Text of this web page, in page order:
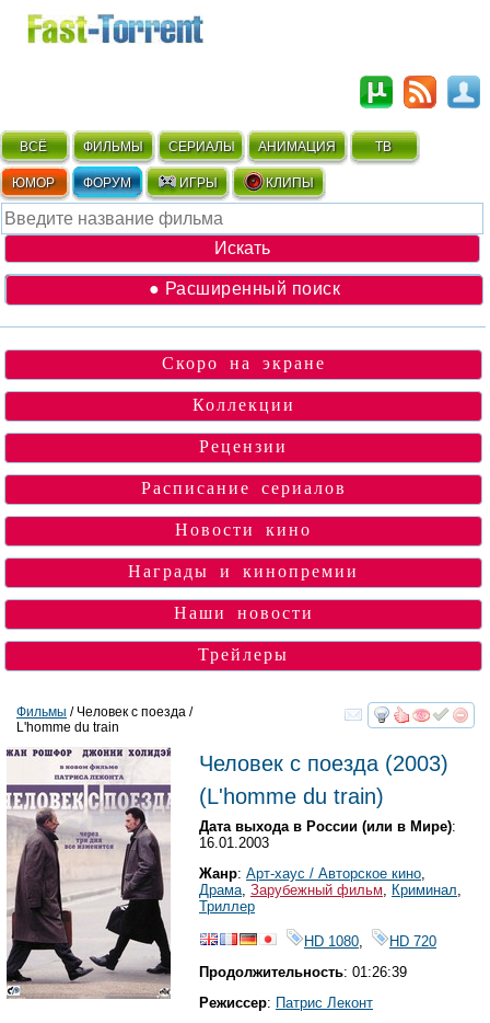
ВСЁ ФИЛЬМЫ СЕРИАЛЫ АНИМАЦИЯ ТВ
ЮМОР ФОРУМ ИГРЫ КЛИПЫ
● Расширенный поиск
Скоро на экране
Коллекции
Рецензии
Расписание сериалов
Новости кино
Награды и кинопремии
Наши новости
Трейлеры
смотреть
Фильмы / Человек с поезда /
L'homme du train
Человек с поезда (2003)
(L'homme du train)
Дата выхода в России (или в Мире):
16.01.2003
Жанр: Арт-хаус / Авторское кино
Драма Зарубежный фильм Криминал
Триллер
HD 1080
HD 720
Продолжительность: 01:26:39
Режиссер: Патрис Леконт